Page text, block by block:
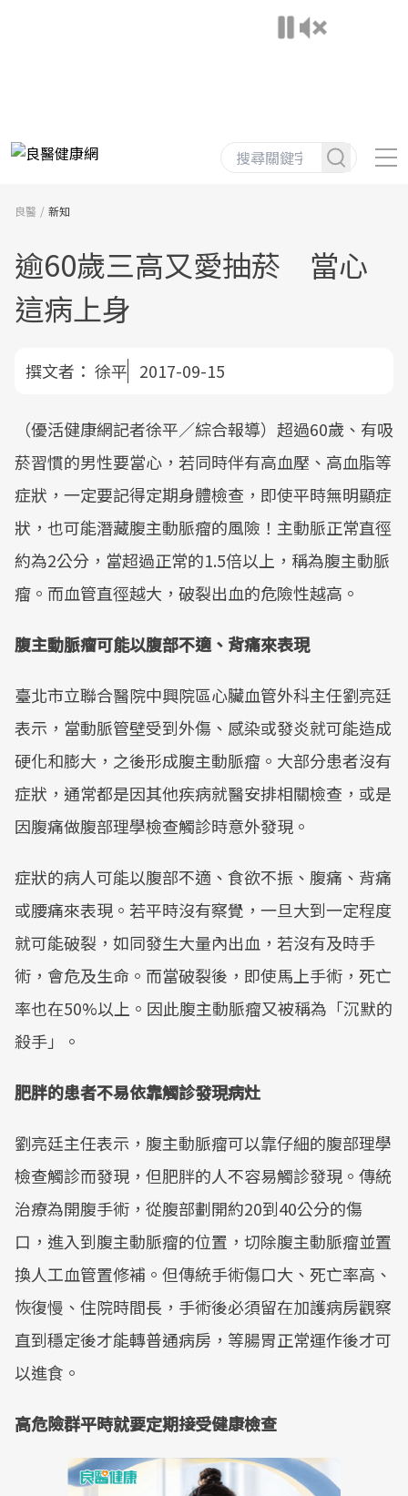
良醫 新知
逾60歲三高又愛抽菸 當心
這病上身
撰文者： 徐平 2017-09-15
（優活健康網記者徐平／綜合報導）超過60歲、有吸
菸習慣的男性要當心，若同時伴有高血壓、高血脂等
症狀，一定要記得定期身體檢查，即使平時無明顯症
狀，也可能潛藏腹主動脈瘤的風險！主動脈正常直徑
約為2公分，當超過正常的1.5倍以上，稱為腹主動脈
瘤。而血管直徑越大，破裂出血的危險性越高。
腹主動脈瘤可能以腹部不適、背痛來表現
臺北市立聯合醫院中興院區心臟血管外科主任劉亮廷
表示，當動脈管壁受到外傷、感染或發炎就可能造成
硬化和膨大，之後形成腹主動脈瘤。大部分患者沒有
症狀，通常都是因其他疾病就醫安排相關檢查，或是
因腹痛做腹部理學檢查觸診時意外發現。
症狀的病人可能以腹部不適、食欲不振、腹痛、背痛
或腰痛來表現。若平時沒有察覺，一旦大到一定程度
就可能破裂，如同發生大量內出血，若沒有及時手
術，會危及生命。而當破裂後，即使馬上手術，死亡
率也在50%以上。因此腹主動脈瘤又被稱為「沉默的
殺手」。
肥胖的患者不易依靠觸診發現病灶
劉亮廷主任表示，腹主動脈瘤可以靠仔細的腹部理學
檢查觸診而發現，但肥胖的人不容易觸診發現。傳統
治療為開腹手術，從腹部劃開約20到40公分的傷
口，進入到腹主動脈瘤的位置，切除腹主動脈瘤並置
換人工血管置修補。但傳統手術傷口大、死亡率高、
恢復慢、住院時間長，手術後必須留在加護病房觀察
直到穩定後才能轉普通病房，等腸胃正常運作後才可
以進食。
高危險群平時就要定期接受健康檢查